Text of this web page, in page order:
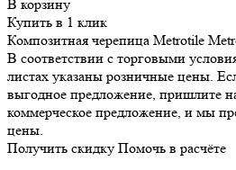
В корзину
Купить в 1 клик
Композитная черепица Metrotile
В соответствии с торговыми
листах указаны розничные цены.
выгодное предложение, пришлите
коммерческое предложение, и мы
цены.
Получить скидку Помочь в расчёте